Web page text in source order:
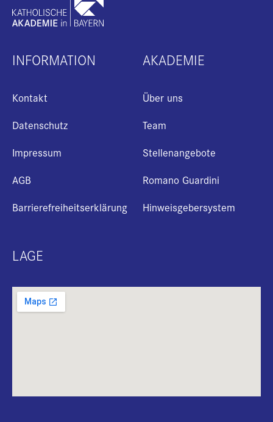
INFORMATION
Kontakt
Datenschutz
Impressum
AGB
Barrierefreiheitserklärung
AKADEMIE
Über uns
Team
Stellenangebote
Romano Guardini
Hinweisgebersystem
LAGE